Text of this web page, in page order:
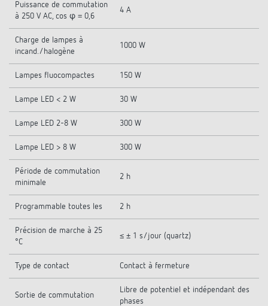
Puissance de commutation
à 250 V AC, cos φ = 0,6
4 A
Charge de lampes à
incand./halogène
1000 W
Lampes fluocompactes 150 W
Lampe LED < 2 W 30 W
Lampe LED 2-8 W 300 W
Lampe LED > 8 W 300 W
Période de commutation
minimale
2 h
Programmable toutes les 2 h
Précision de marche à 25
°C
≤ ± 1 s/jour (quartz)
Type de contact Contact à fermeture
Sortie de commutation
Libre de potentiel et indépendant des
phases